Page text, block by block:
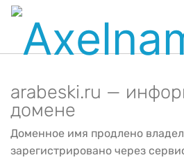
arabeski.ru —
домене
Доменное имя продлено
зарегистрировано через